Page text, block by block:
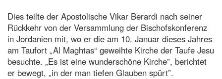
Dies teilte der Apostolische Vikar Berardi nach seiner
Rückkehr von der Versammlung der Bischofskonferenz
in Jordanien mit, wo er die am 10. Januar dieses Jahres
am Taufort „Al Maghtas“ geweihte Kirche der Taufe Jesu
besuchte. „Es ist eine wunderschöne Kirche”, berichtet
er bewegt, „in der man tiefen Glauben spürt”.